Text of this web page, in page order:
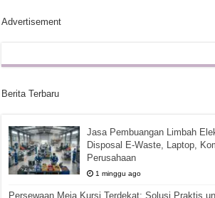
Advertisement
Berita Terbaru
Jasa Pembuangan Limbah
Disposal E-Waste, Laptop,
Perusahaan
1 minggu ago
Persewaan Meja Kursi Terdekat: Solusi Praktis